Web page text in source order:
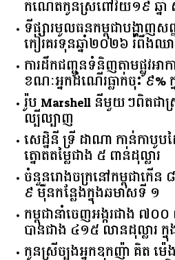
លោកស្រី គឹម ចាន់ណា គ្រងឈុត
កំណើតកូនស្រីពៅវ័យ១៩ ឆ្នាំ ស្
ទីផ្សារ​មូលធន​កម្ពុជា​បង្ហាញ​ស
កៀរគរ​ទុន​ឆ្នាំ​២០២៦​ ​រំពឹង​ឈ
ការដឹកជញ្ជូនទំនិញតាមផ្លូវអាក
ខណៈអ្នកដំណើរធ្លាក់ចុះ ៩%
រ៉ូប Marshell នីមួយៗពិតជា
ល្បីល្បាញ
សេដ្ឋិនី ទ្រី ដាណា កាន់កាបូប
ត្នោតតម្លៃជាង ៥ ពាន់ដុល្លារ
ចំនួន​រោងចក្រ​នៅ​កម្ពុជា​កើន​ ​៨៤
​៩​ ​ម៉ឺន​កន្លែង​ក្នុង​ឆមាស​ទី ​១​
កម្ពុជានាំចេញអង្ករជាង ៧០
បានជាង ៤១៥ លានដុល្លារ ក្